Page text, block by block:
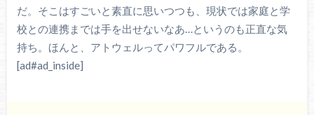
だ。そこはすごいと素直に思いつつも、現状では家庭と学
校との連携までは手を出せないなあ…というのも正直な気
持ち。ほんと、アトウェルってパワフルである。
[ad#ad_inside]